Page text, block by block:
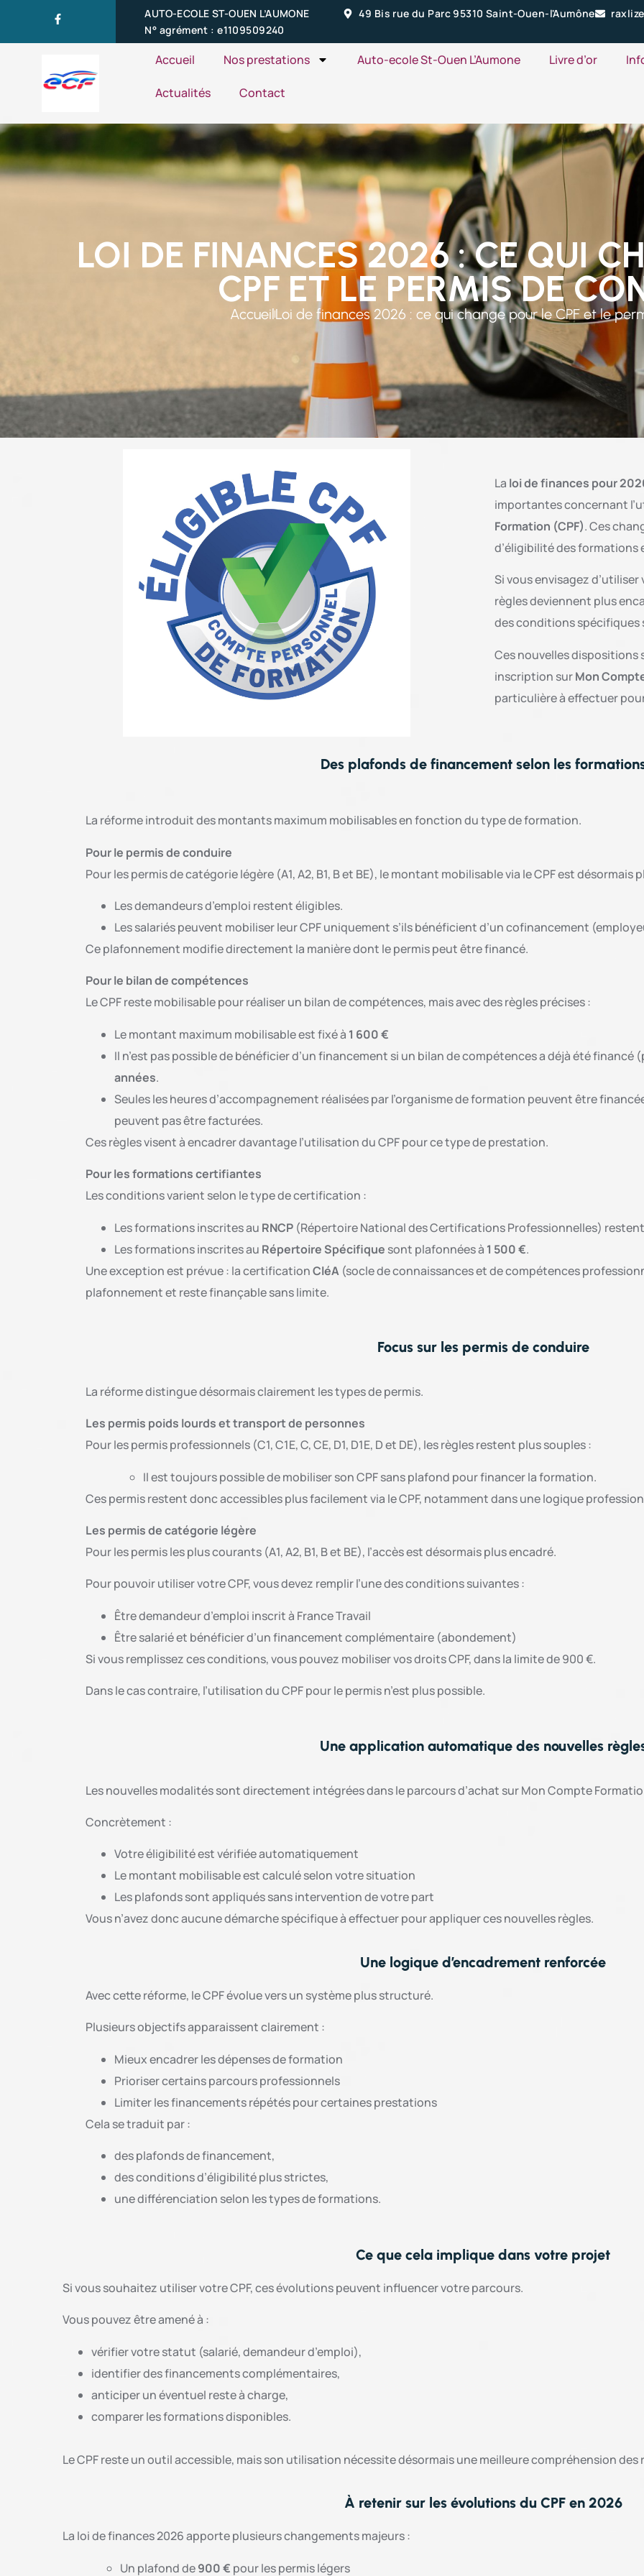
AUTO-ECOLE ST-OUEN L’AUMONE
N° agrément : e1109509240
49 Bis rue du Parc 95310 Saint-Ouen-l'Aumône
Accueil Nos prestations Auto-ecole St-Ouen L’Aumone Livre d’or
Actualités Contact
LOI DE FINANCES 2026 : CE QUI
CPF ET LE PERMIS DE
AccueilLoi de finances 2026 : ce qui change pour le CPF et le
La loi de finances pour
importantes concernant
Formation (CPF). Ces
d’éligibilité des formations
Si vous envisagez
règles deviennent plus
des conditions spécifiques
Ces nouvelles
inscription surMon
particulière à effectuer
Des plafonds de financement selon les
La réforme introduit des montants maximum mobilisables en fonction du type de formation.
Pour le permis de conduire
Pour les permis de catégorie légère (A1, A2, B1, B et BE), le montant mobilisable via le CPF est désormais
Les demandeurs d’emploi restent éligibles.
Les salariés peuvent mobiliser leur CPF uniquement s’ils bénéficient d’un cofinancement
Ce plafonnement modifie directement la manière dont le permis peut être financé.
Pour le bilan de compétences
Le CPF reste mobilisable pour réaliser un bilan de compétences, mais avec des règles précises :
Le montant maximum mobilisable est fixé à 1 600 €
Il n’est pas possible de bénéficier d’un financement si un bilan de compétences a déjà été financé
années.
Seules les heures d’accompagnement réalisées par l’organisme de formation peuvent être
peuvent pas être facturées.
Ces règles visent à encadrer davantage l’utilisation du CPF pour ce type de prestation.
Pour les formations certifiantes
Les conditions varient selon le type de certification :
Les formations inscrites au RNCP (Répertoire National des Certifications Professionnelles)
Les formations inscrites au Répertoire Spécifique sont plafonnées à 1 500 €.
Une exception est prévue : la certificationCléA (socle de connaissances et de compétences
plafonnement et reste finançable sans limite.
Focus sur les permis de conduire
La réforme distingue désormais clairement les types de permis.
Les permis poids lourds et transport de personnes
Pour les permis professionnels (C1, C1E, C, CE, D1, D1E, D et DE), les règles restent plus souples :
Il est toujours possible de mobiliser son CPF sans plafond pour financer la formation.
Ces permis restent donc accessibles plus facilement via le CPF, notamment dans une logique
Les permis de catégorie légère
Pour les permis les plus courants (A1, A2, B1, B et BE), l’accès est désormais plus encadré.
Pour pouvoir utiliser votre CPF, vous devez remplir l’une des conditions suivantes :
Être demandeur d’emploi inscrit à France Travail
Être salarié et bénéficier d’un financement complémentaire (abondement)
Si vous remplissez ces conditions, vous pouvez mobiliser vos droits CPF, dans la limite de 900 €.
Dans le cas contraire, l’utilisation du CPF pour le permis n’est plus possible.
Une application automatique des nouvelles
Les nouvelles modalités sont directement intégrées dans le parcours d’achat sur Mon Compte
Concrètement :
Votre éligibilité est vérifiée automatiquement
Le montant mobilisable est calculé selon votre situation
Les plafonds sont appliqués sans intervention de votre part
Vous n’avez donc aucune démarche spécifique à effectuer pour appliquer ces nouvelles règles.
Une logique d’encadrement renforcée
Avec cette réforme, le CPF évolue vers un système plus structuré.
Plusieurs objectifs apparaissent clairement :
Mieux encadrer les dépenses de formation
Prioriser certains parcours professionnels
Limiter les financements répétés pour certaines prestations
Cela se traduit par :
des plafonds de financement,
des conditions d’éligibilité plus strictes,
une différenciation selon les types de formations.
Ce que cela implique dans votre projet
Si vous souhaitez utiliser votre CPF, ces évolutions peuvent influencer votre parcours.
Vous pouvez être amené à :
vérifier votre statut (salarié, demandeur d’emploi),
identifier des financements complémentaires,
anticiper un éventuel reste à charge,
comparer les formations disponibles.
Le CPF reste un outil accessible, mais son utilisation nécessite désormais une meilleure compréhension des
À retenir sur les évolutions du CPF en 2026
La loi de finances 2026 apporte plusieurs changements majeurs :
Un plafond de900 € pour les permis légers